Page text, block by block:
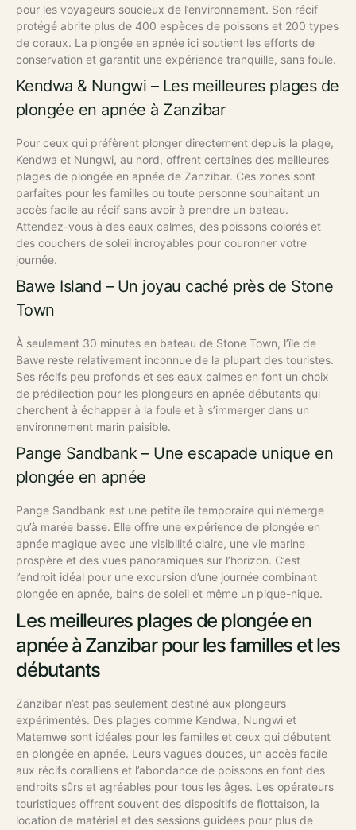
pour les voyageurs soucieux de l’environnement. Son récif
protégé abrite plus de 400 espèces de poissons et 200 types
de coraux. La plongée en apnée ici soutient les efforts de
conservation et garantit une expérience tranquille, sans foule.
Kendwa & Nungwi – Les meilleures plages de
plongée en apnée à Zanzibar
Pour ceux qui préfèrent plonger directement depuis la plage,
Kendwa et Nungwi, au nord, offrent certaines des meilleures
plages de plongée en apnée de Zanzibar. Ces zones sont
parfaites pour les familles ou toute personne souhaitant un
accès facile au récif sans avoir à prendre un bateau.
Attendez-vous à des eaux calmes, des poissons colorés et
des couchers de soleil incroyables pour couronner votre
journée.
Bawe Island – Un joyau caché près de Stone
Town
À seulement 30 minutes en bateau de Stone Town, l’île de
Bawe reste relativement inconnue de la plupart des touristes.
Ses récifs peu profonds et ses eaux calmes en font un choix
de prédilection pour les plongeurs en apnée débutants qui
cherchent à échapper à la foule et à s’immerger dans un
environnement marin paisible.
Pange Sandbank – Une escapade unique en
plongée en apnée
Pange Sandbank est une petite île temporaire qui n’émerge
qu’à marée basse. Elle offre une expérience de plongée en
apnée magique avec une visibilité claire, une vie marine
prospère et des vues panoramiques sur l’horizon. C’est
l’endroit idéal pour une excursion d’une journée combinant
plongée en apnée, bains de soleil et même un pique-nique.
Les meilleures plages de plongée en
apnée à Zanzibar pour les familles et les
débutants
Zanzibar n’est pas seulement destiné aux plongeurs
expérimentés. Des plages comme Kendwa, Nungwi et
Matemwe sont idéales pour les familles et ceux qui débutent
en plongée en apnée. Leurs vagues douces, un accès facile
aux récifs coralliens et l’abondance de poissons en font des
endroits sûrs et agréables pour tous les âges. Les opérateurs
touristiques offrent souvent des dispositifs de flottaison, la
location de matériel et des sessions guidées pour plus de